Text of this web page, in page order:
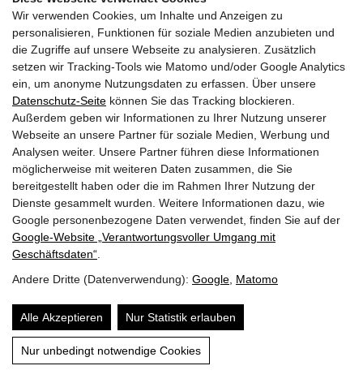
Wir verwenden Cookies, um Inhalte und Anzeigen zu
personalisieren, Funktionen für soziale Medien anzubieten und
die Zugriffe auf unsere Webseite zu analysieren. Zusätzlich
setzen wir Tracking-Tools wie Matomo und/oder Google Analytics
ein, um anonyme Nutzungsdaten zu erfassen. Über unsere
Datenschutz-Seite können Sie das Tracking blockieren.
Außerdem geben wir Informationen zu Ihrer Nutzung unserer
Webseite an unsere Partner für soziale Medien, Werbung und
Analysen weiter. Unsere Partner führen diese Informationen
möglicherweise mit weiteren Daten zusammen, die Sie
bereitgestellt haben oder die im Rahmen Ihrer Nutzung der
Dienste gesammelt wurden. Weitere Informationen dazu, wie
Google personenbezogene Daten verwendet, finden Sie auf der
Google‑Website „Verantwortungsvoller Umgang mit
Geschäftsdaten“
Andere Dritte (Datenverwendung): Google Matomo
Alle Akzeptieren Nur Statistik erlauben
Nur unbedingt notwendige Cookies
Inhalt
Schlitzahorn Frostschaden – Was tun?
Der Schlitzahorn gehört zu den Ahorn-Arten, die nicht in
Europa beheimatet sind. Somit verwundert es wenig, dass
Hausgärtner am Acer palmatum dissectum häufiger über
Frostschäden klagen. Dieser Ratgeber erklärt die
typischen Symptome und gibt praxiserprobte Tipps für
effektive Gegenmaßnahmen und… […]
Mehr erfahren